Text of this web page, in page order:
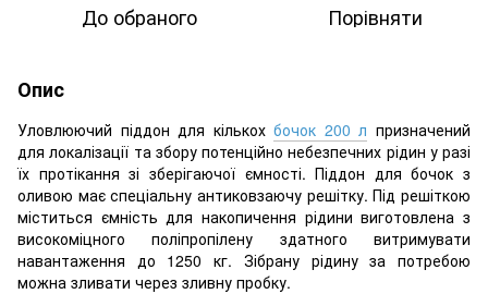
До обраного Порівняти
Опис
Уловлюючий піддон для кількохбочок 200 л призначений
для локалізації та збору потенційно небезпечних рідин у разі
їх протікання зі зберігаючої ємності. Піддон для бочок з
оливою має спеціальну антиковзаючу решітку. Під решіткою
міститься ємність для накопичення рідини виготовлена з
високоміцного поліпропілену здатного витримувати
навантаження до 1250 кг. Зібрану рідину за потребою
можна зливати через зливну пробку.